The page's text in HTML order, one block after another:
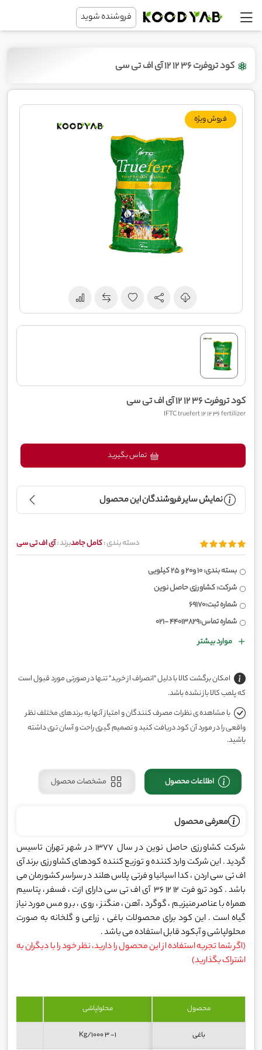
فروشنده شوید
کود تروفرت 36 12 12 آی اف تی سی
فروش ویژه
کود تروفرت 36 12 12 آی اف تی سی
IFTC truefert 12 12 36 fertilizer
نمایش سایر فروشندگان این محصول
دسته بندی :کامل جامدبرند :آی اف تی سی
بسته بندی: 10 و20 و 25 کیلویی
شرکت: کشاورزی حاصل نوین
شماره ثبت:69170
شماره تماس:44013829 -021
موارد بیشتر
امکان برگشت کالا با دلیل "انصراف از خرید" تنها در صورتی مورد قبول است
که پلمب کالا باز نشده باشد.
با مشاهده ی نظرات مصرف کنندگان و امتیاز آنها به برندهای مختلف نظر
واقعی را در مورد آن کود دریافت کنید و تصمیم گیری راحت و آسان تری داشته
باشید.
اطلاعات محصول مشخصات محصول
معرفی محصول
شرکت کشاورزی حاصل نوین در سال 1377 در شهر تهران تاسیس
گردید . این شرکت وارد کننده و توزیع کننده کودهای کشاورزی برند آی
اف تی سی اردن ، کدا اسپانیا و فرتی پلاس هلند در سراسر کشورمان می
باشد . کود ترو فرت 12 12 36 آی اف تی سی دارای ازت ، فسفر ، پتاسیم
همراه با عناصر منیزیم ، گوگرد ، آهن ، منگنز ، روی ، بر و مس مورد نیاز
گیاه است . این کود برای محصولات باغی ، زراعی و گلخانه به صورت
محلولپاشی و آبکود قابل استفاده می باشد .
(اگر شما تجربه استفاده از این محصول را دارید، نظر خود را با دیگران به
اشتراک بگذارید)
محصول محلولپاشی
باغی 1- 3 Kg/1000